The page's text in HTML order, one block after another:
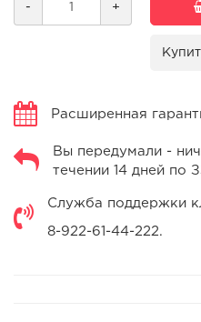
- +
Расширенная
Вы передумали -
течении 14 дней по
Служба поддержки
8-922-61-44-222.